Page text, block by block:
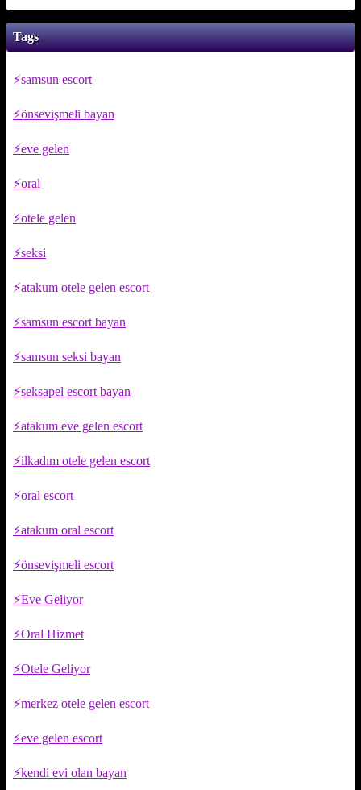
Tags
samsun escort
önsevişmeli bayan
eve gelen
oral
otele gelen
seksi
atakum otele gelen escort
samsun escort bayan
samsun seksi bayan
seksapel escort bayan
atakum eve gelen escort
ilkadım otele gelen escort
oral escort
atakum oral escort
önsevişmeli escort
Eve Geliyor
Oral Hizmet
Otele Geliyor
merkez otele gelen escort
eve gelen escort
kendi evi olan bayan